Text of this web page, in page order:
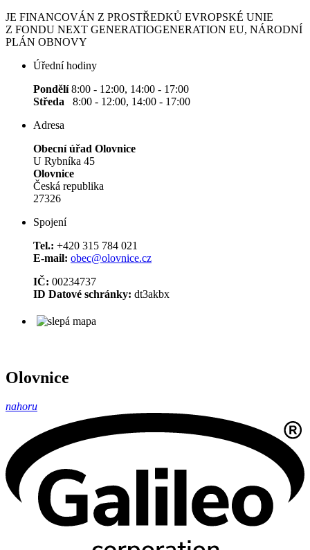
JE FINANCOVÁN Z PROSTŘEDKŮ EVROPSKÉ UNIE
Z FONDU NEXT GENERATIOGENERATION EU, NÁRODNÍ
PLÁN OBNOVY
Úřední hodiny
Pondělí8:00 - 12:00, 14:00 - 17:00
Středa 8:00 - 12:00, 14:00 - 17:00
Adresa
Obecní úřad Olovnice
U Rybníka 45
Olovnice
Česká republika
27326
Spojení
Tel.: +420 315 784 021
E-mail: obec@olovnice.cz
IČ: 00234737
ID Datové schránky: dt3akbx
Olovnice
nahoru